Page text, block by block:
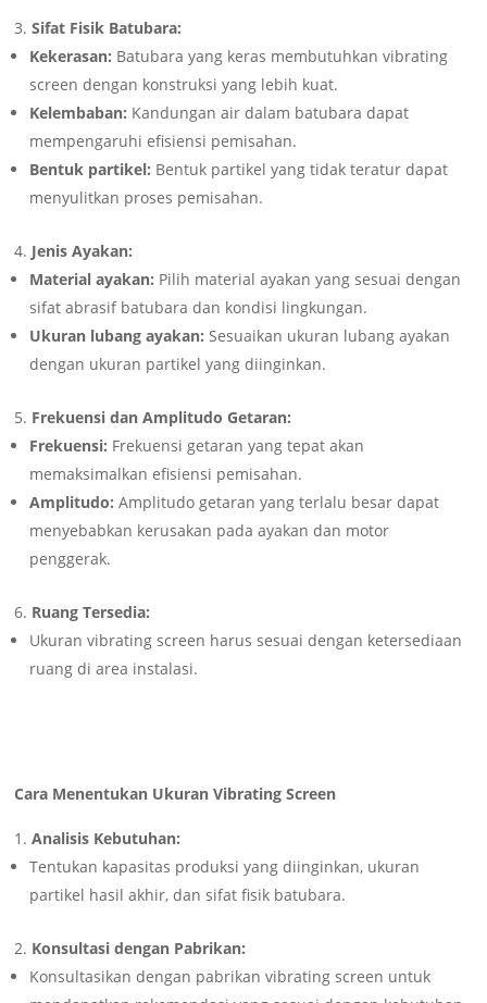
Sifat Fisik Batubara:
Kekerasan: Batubara yang keras membutuhkan vibrating
screen dengan konstruksi yang lebih kuat.
Kelembaban: Kandungan air dalam batubara dapat
mempengaruhi efisiensi pemisahan.
Bentuk partikel: Bentuk partikel yang tidak teratur dapat
menyulitkan proses pemisahan.
Jenis Ayakan:
Material ayakan: Pilih material ayakan yang sesuai dengan
sifat abrasif batubara dan kondisi lingkungan.
Ukuran lubang ayakan: Sesuaikan ukuran lubang ayakan
dengan ukuran partikel yang diinginkan.
Frekuensi dan Amplitudo Getaran:
Frekuensi: Frekuensi getaran yang tepat akan
memaksimalkan efisiensi pemisahan.
Amplitudo: Amplitudo getaran yang terlalu besar dapat
menyebabkan kerusakan pada ayakan dan motor
penggerak.
Ruang Tersedia:
Ukuran vibrating screen harus sesuai dengan ketersediaan
ruang di area instalasi.
Cara Menentukan Ukuran Vibrating Screen
Analisis Kebutuhan:
Tentukan kapasitas produksi yang diinginkan, ukuran
partikel hasil akhir, dan sifat fisik batubara.
Konsultasi dengan Pabrikan:
Konsultasikan dengan pabrikan vibrating screen untuk